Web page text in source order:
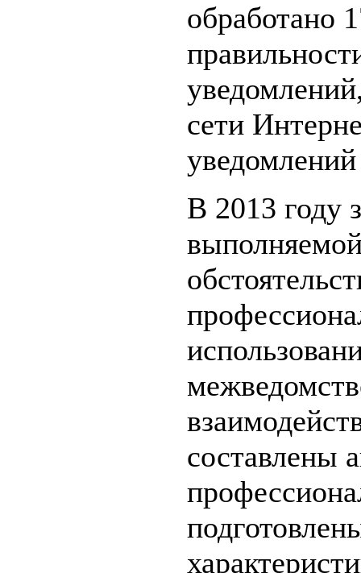
обработано
сети
В 2013 году
составлены